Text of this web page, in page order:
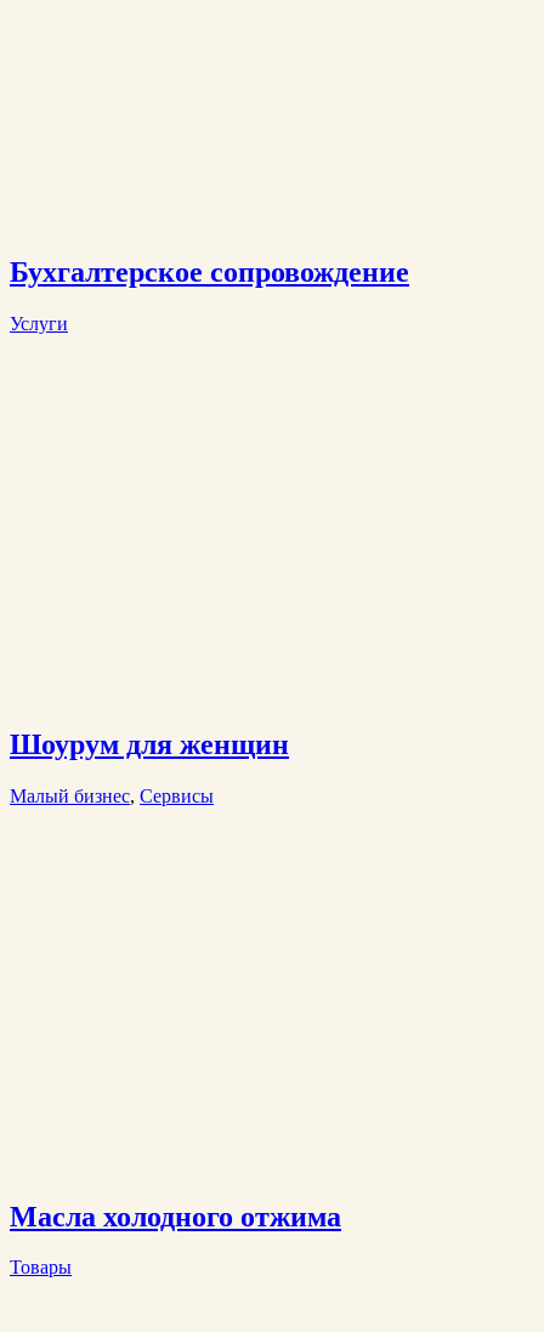
Бухгалтерское сопровождение
Услуги
Шоурум для женщин
Малый бизнес, Сервисы
Масла холодного отжима
Товары